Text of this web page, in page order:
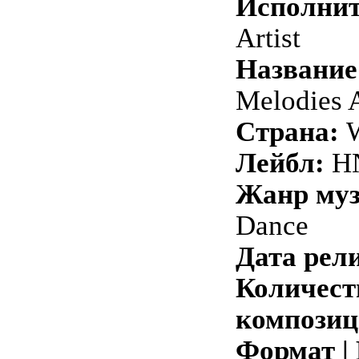
Artist
Melodies
Страна:
Лейбл:
Жанр
Dance
Дата
Формат |